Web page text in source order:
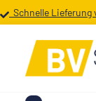
Hauptinhalt
Zur Suche
Zur
Schnelle Lieferung